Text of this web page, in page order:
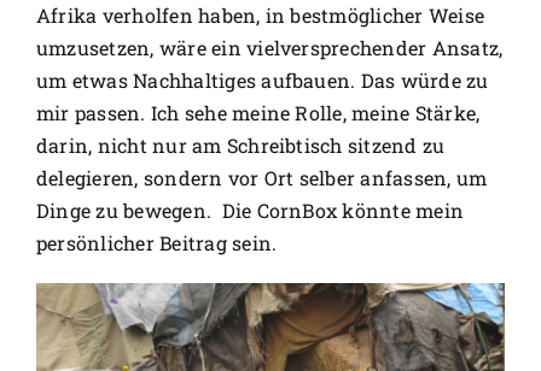
Afrika verholfen haben, in bestmöglicher Weise
umzusetzen, wäre ein vielversprechender Ansatz,
um etwas Nachhaltiges aufbauen. Das würde zu
mir passen. Ich sehe meine Rolle, meine Stärke,
darin, nicht nur am Schreibtisch sitzend zu
delegieren, sondern vor Ort selber anfassen, um
Dinge zu bewegen. Die CornBox könnte mein
persönlicher Beitrag sein.